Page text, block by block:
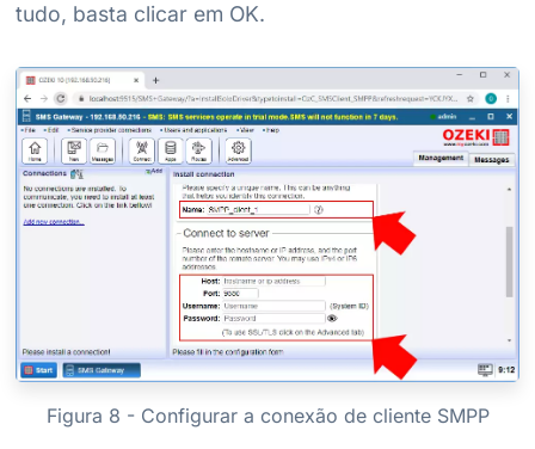
tudo, basta clicar em OK.
Figura 8 - Configurar a conexão de cliente SMPP